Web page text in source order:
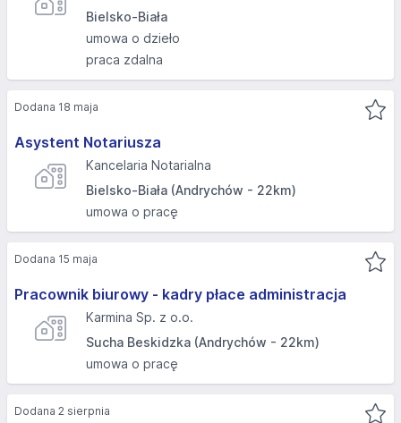
Bielsko-Biała
umowa o dzieło
praca zdalna
Asystent Notariusza
Kancelaria Notarialna
Bielsko-Biała (Andrychów - 22km)
umowa o pracę
Dodana 18 maja
Pracownik biurowy - kadry płace administracja
Karmina Sp. z o.o.
Sucha Beskidzka (Andrychów - 22km)
umowa o pracę
Dodana 15 maja
Dodana 2 sierpnia